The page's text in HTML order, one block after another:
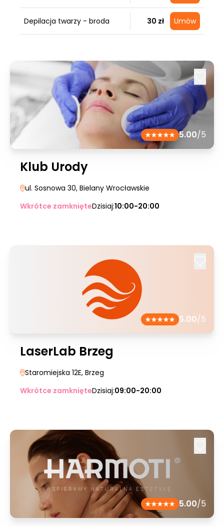
Depilacja twarzy - broda 30 zł Umów
5.00/5
Klub Urody
ul. Sosnowa 30, Bielany Wrocławskie
Wkrótce zamknięteDzisiaj:10:00-20:00
5.00/5
LaserLab Brzeg
Staromiejska 12E, Brzeg
Wkrótce zamknięteDzisiaj:09:00-20:00
5.00/5